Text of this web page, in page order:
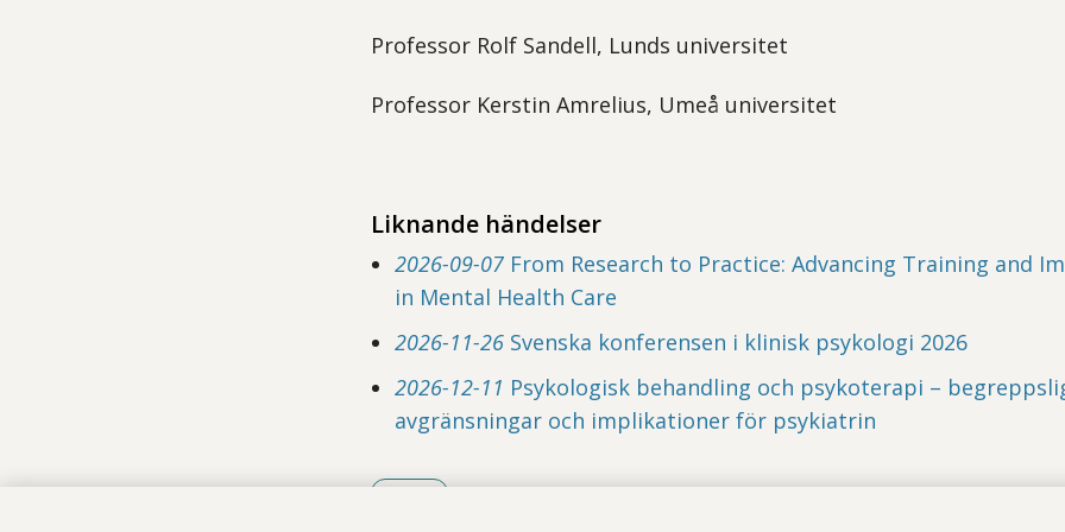
Professor Rolf Sandell, Lunds universitet
Professor Kerstin Amrelius, Umeå universitet
Liknande händelser
2026-09-07 From Research to Practice: Advancing Training and
in Mental Health Care
2026-11-26 Svenska konferensen i klinisk psykologi 2026
2026-12-11 Psykologisk behandling och psykoterapi –
avgränsningar och implikationer för psykiatrin